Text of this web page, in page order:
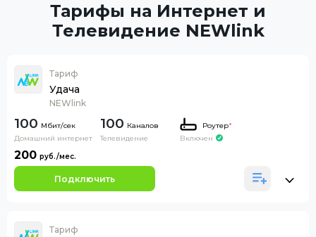
Тарифы на Интернет и
Телевидение NEWlink
Тариф
Удача
NEWlink
100
Домашний интернет
100 Каналов
Телевидение
Роутер*
Включен
200
Подключить
Тариф